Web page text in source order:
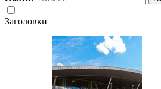
Заголовки